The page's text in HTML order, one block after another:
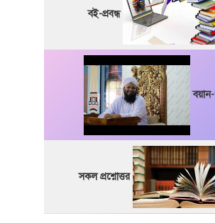
বই-প্রবন্ধ
সকল প্রশ্নোত্তর